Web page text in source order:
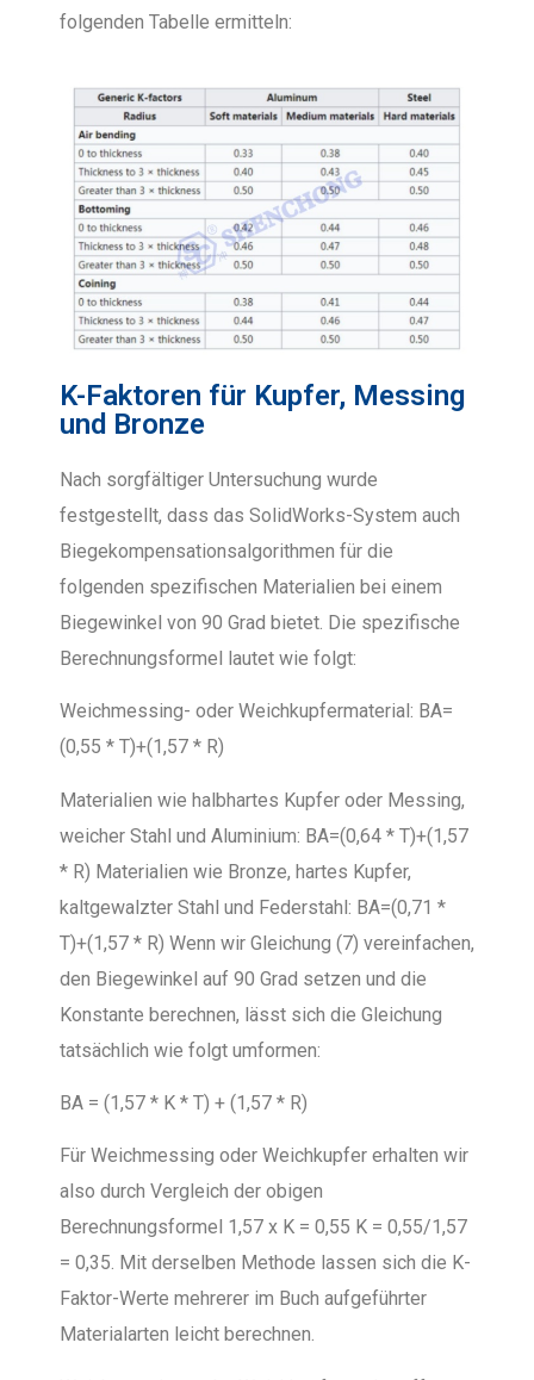
folgenden Tabelle ermitteln:
K-Faktoren für Kupfer, Messing
und Bronze
Nach sorgfältiger Untersuchung wurde
festgestellt, dass das SolidWorks-System auch
Biegekompensationsalgorithmen für die
folgenden spezifischen Materialien bei einem
Biegewinkel von 90 Grad bietet. Die spezifische
Berechnungsformel lautet wie folgt:
Weichmessing- oder Weichkupfermaterial: BA=
(0,55 * T)+(1,57 * R)
Materialien wie halbhartes Kupfer oder Messing,
weicher Stahl und Aluminium: BA=(0,64 * T)+(1,57
* R) Materialien wie Bronze, hartes Kupfer,
kaltgewalzter Stahl und Federstahl: BA=(0,71 *
T)+(1,57 * R) Wenn wir Gleichung (7) vereinfachen,
den Biegewinkel auf 90 Grad setzen und die
Konstante berechnen, lässt sich die Gleichung
tatsächlich wie folgt umformen:
BA = (1,57 * K * T) + (1,57 * R)
Für Weichmessing oder Weichkupfer erhalten wir
also durch Vergleich der obigen
Berechnungsformel 1,57 x K = 0,55 K = 0,55/1,57
= 0,35. Mit derselben Methode lassen sich die K-
Faktor-Werte mehrerer im Buch aufgeführter
Materialarten leicht berechnen.